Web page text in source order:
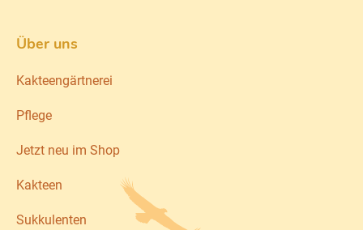
Über uns
Kakteengärtnerei
Pflege
Jetzt neu im Shop
Kakteen
Sukkulenten